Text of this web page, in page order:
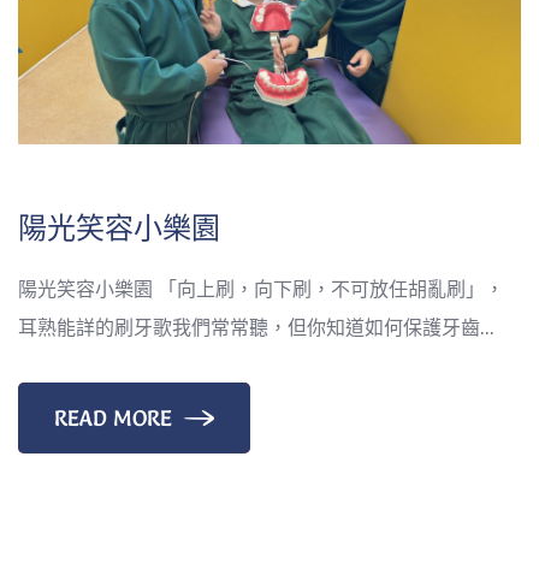
陽光笑容小樂園
陽光笑容小樂園 「向上刷，向下刷，不可放任胡亂刷」，
耳熟能詳的刷牙歌我們常常聽，但你知道如何保護牙齒...
READ MORE